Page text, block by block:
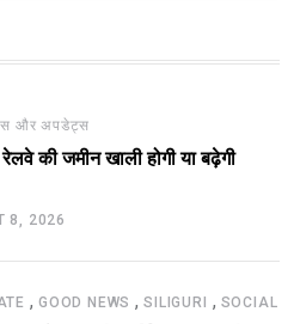
और अपडेट्स
की जमीन खाली होगी या बढ़ेगी
8, 2026
, GOOD NEWS ,SILIGURI , SOCIAL